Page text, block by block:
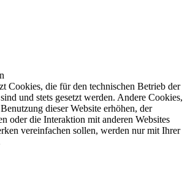
Cookies, die für den technischen Betrieb der
und stets gesetzt werden. Andere Cookies,
dieser Website erhöhen, der
oder die Interaktion mit anderen Websites
vereinfachen sollen, werden nur mit Ihrer